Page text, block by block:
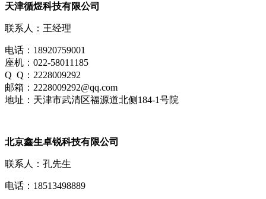
天津循煜科技有限公司
联系人：王经理
电话：18920759001
座机：022-58011185
Q Q：2228009292
邮箱：2228009292@qq.com
地址：天津市武清区福源道北侧184-1号院
北京鑫生卓锐科技有限公司
联系人：孔先生
电话：18513498889